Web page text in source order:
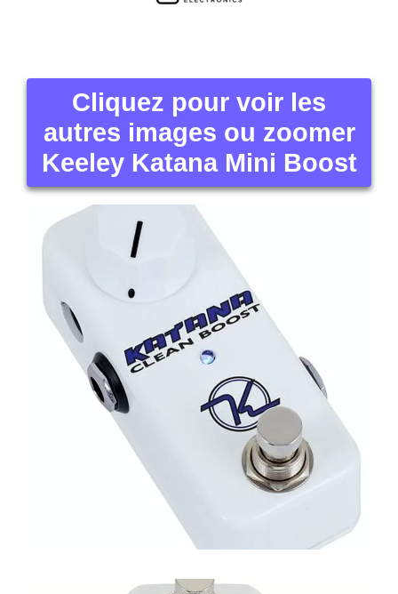
Cliquez pour voir les
autres images ou zoomer
Keeley Katana Mini Boost